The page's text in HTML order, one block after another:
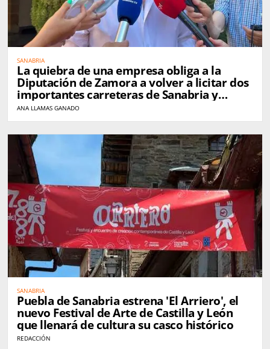
SANABRIA
La quiebra de una empresa obliga a la
Diputación de Zamora a volver a licitar dos
importantes carreteras de Sanabria y
Carballeda
ANA LLAMAS GANADO
SANABRIA
Puebla de Sanabria estrena 'El Arriero', el
nuevo Festival de Arte de Castilla y León
que llenará de cultura su casco histórico
REDACCIÓN